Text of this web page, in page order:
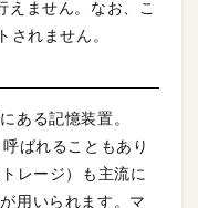
えません。なお、こ
されません。
ある記憶装置。
ばれることもあり
レージ）も主流に
用いられます。マ